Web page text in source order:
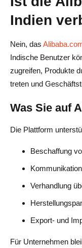
Indien
Nein, das
Indische Benutzer
zugreifen, Produkte
treten und
Was Sie auf
Die Plattform
Beschaffung
Verhandlung
Export- und
Für Unternehmen